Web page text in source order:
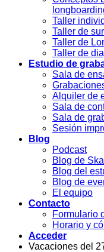
Taller
Taller de
Taller de
Taller de
Estudio de
Sala de
Alquiler de
Sala de
Sala de
Sesión
Blog
Podcast
Blog de
Blog del
Blog de
El equipo
Contacto
Formulario
Horario y
Acceder
Vacaciones del